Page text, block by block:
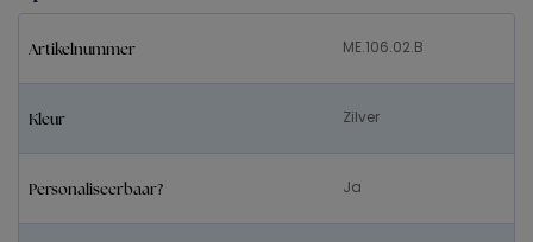
Artikelnummer ME.106.02.B
Kleur Zilver
Personaliseerbaar? Ja